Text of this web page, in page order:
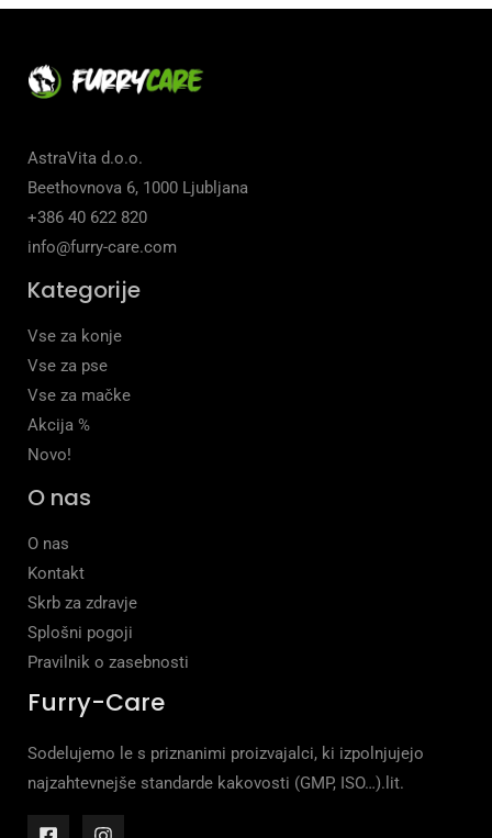
AstraVita d.o.o.
Beethovnova 6, 1000 Ljubljana
+386 40 622 820
info@furry-care.com
Kategorije
Vse za konje
Vse za pse
Vse za mačke
Akcija %
Novo!
O nas
O nas
Kontakt
Skrb za zdravje
Splošni pogoji
Pravilnik o zasebnosti
Furry-Care
Sodelujemo le s priznanimi proizvajalci, ki izpolnjujejo
najzahtevnejše standarde kakovosti (GMP, ISO…).lit.